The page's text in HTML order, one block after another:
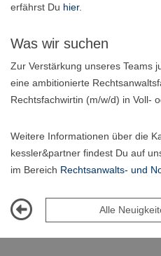
erfährst Du hier.
Was wir suchen
Zur Verstärkung unseres Teams
eine ambitionierte
Rechtsfachwirtin (m/w/d) in Voll-
Weitere Informationen über die
kessler&partner findest Du auf
im Bereich Rechtsanwalts- und
Alle